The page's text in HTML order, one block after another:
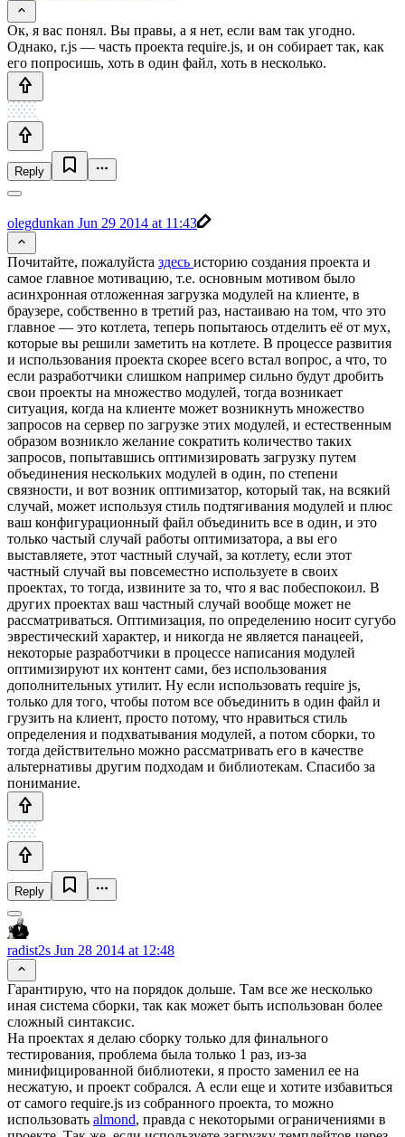
Ок, я вас понял. Вы правы, а я нет, если вам так угодно.
Однако, r.js — часть проекта require.js, и он собирает так, как
его попросишь, хоть в один файл, хоть в несколько.
Reply
olegdunkan Jun 29 2014 at 11:43
Почитайте, пожалуйста здесь историю создания проекта и
самое главное мотивацию, т.е. основным мотивом было
асинхронная отложенная загрузка модулей на клиенте, в
браузере, собственно в третий раз, настаиваю на том, что это
главное — это котлета, теперь попытаюсь отделить её от мух,
которые вы решили заметить на котлете. В процессе развития
и использования проекта скорее всего встал вопрос, а что, то
если разработчики слишком например сильно будут дробить
свои проекты на множество модулей, тогда возникает
ситуация, когда на клиенте может возникнуть множество
запросов на сервер по загрузке этих модулей, и естественным
образом возникло желание сократить количество таких
запросов, попытавшись оптимизировать загрузку путем
объединения нескольких модулей в один, по степени
связности, и вот возник оптимизатор, который так, на всякий
случай, может используя стиль подтягивания модулей и плюс
ваш конфигурационный файл объединить все в один, и это
только частый случай работы оптимизатора, а вы его
выставляете, этот частный случай, за котлету, если этот
частный случай вы повсеместно используете в своих
проектах, то тогда, извините за то, что я вас побеспокоил. В
других проектах ваш частный случай вообще может не
рассматриваться. Оптимизация, по определению носит сугубо
эврестический характер, и никогда не является панацеей,
некоторые разработчики в процессе написания модулей
оптимизируют их контент сами, без использования
дополнительных утилит. Ну если использовать require js,
только для того, чтобы потом все объединить в один файл и
грузить на клиент, просто потому, что нравиться стиль
определения и подхватывания модулей, а потом сборки, то
тогда действительно можно рассматривать его в качестве
альтернативы другим подходам и библиотекам. Спасибо за
понимание.
Reply
radist2s Jun 28 2014 at 12:48
Гарантирую, что на порядок дольше. Там все же несколько
иная система сборки, так как может быть использован более
сложный синтаксис.
На проектах я делаю сборку только для финального
тестирования, проблема была только 1 раз, из-за
минифицированной библиотеки, я просто заменил ее на
несжатую, и проект собрался. А если еще и хотите избавиться
от самого require.js из собранного проекта, то можно
использовать almond, правда с некоторыми ограничениями в